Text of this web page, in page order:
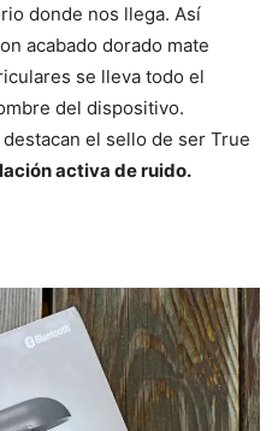
donde nos llega. Así
acabado dorado mate
se lleva todo el
del dispositivo.
el sello de ser True
activa de ruido.